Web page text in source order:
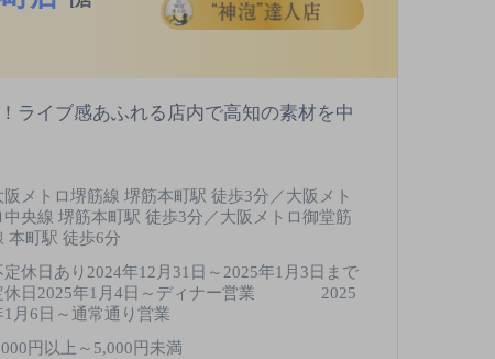
ライブ感あふれる店内で高知の素材を中
阪メトロ堺筋線 堺筋本町駅 徒歩3分／大阪メト
中央線 堺筋本町駅 徒歩3分／大阪メトロ御堂筋
本町駅 徒歩6分
定休日あり2024年12月31日～2025年1月3日まで
休日2025年1月4日～ディナー営業 2025
1月6日～通常通り営業
円以上～5,000円未満